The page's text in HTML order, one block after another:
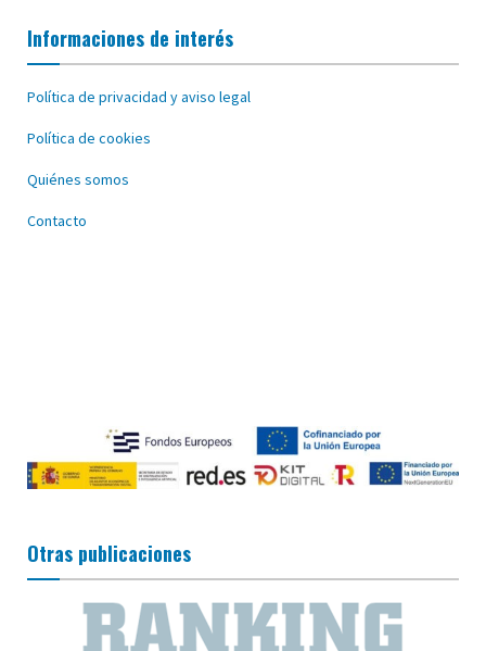
Informaciones de interés
Política de privacidad y aviso legal
Política de cookies
Quiénes somos
Contacto
Otras publicaciones